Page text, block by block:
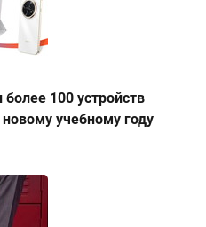
100 устройств
учебному году